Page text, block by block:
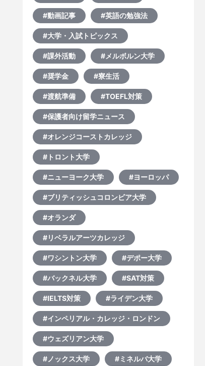
#動画記事 #英語の勉強法
#大学・入試トピックス
#課外活動 #メルボルン大学
#奨学金 #寮生活
#渡航準備 #TOEFL対策
#保護者向け留学ニュース
#オレンジコーストカレッジ
#トロント大学
#ニューヨーク大学 #ヨーロッパ
#ブリティッシュコロンビア大学
#オランダ
#リベラルアーツカレッジ
#ワシントン大学 #デポー大学
#バックネル大学 #SAT対策
#IELTS対策 #ライデン大学
#インペリアル・カレッジ・ロンドン
#ウェズリアン大学
#ノックス大学 #ミネルバ大学